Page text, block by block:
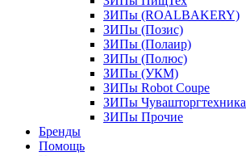
ЗИПы (ROALBAKERY)
ЗИПы (Позис)
ЗИПы (Полаир)
ЗИПы (Полюс)
ЗИПы (УКМ)
ЗИПы Robot Coupe
ЗИПы Чувашторгтехника
ЗИПы Прочие
Бренды
Помощь